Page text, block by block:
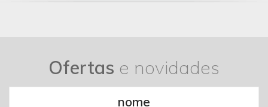
Ofertas e novidades